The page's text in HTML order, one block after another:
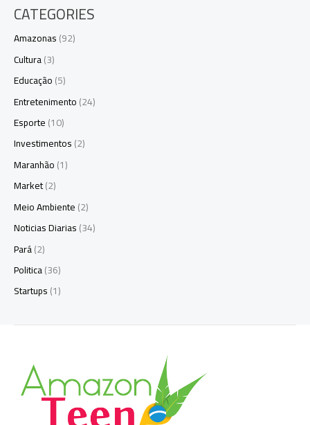
CATEGORIES
Amazonas(92)
Cultura(3)
Educação(5)
Entretenimento(24)
Esporte(10)
Investimentos(2)
Maranhão(1)
Market(2)
Meio Ambiente(2)
Noticias Diarias(34)
Pará(2)
Politica(36)
Startups(1)